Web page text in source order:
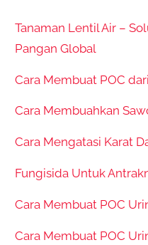
Tanaman Lentil Air –
Pangan Global
Cara Membuat POC
Cara Membuahkan
Cara Mengatasi Karat
Fungisida Untuk
Cara Membuat POC
Cara Membuat POC